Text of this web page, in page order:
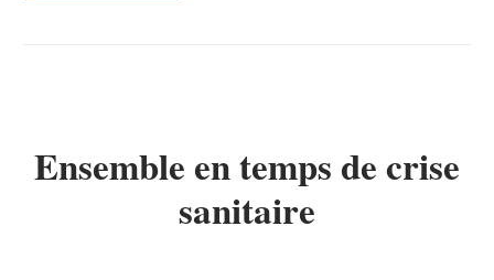
Ensemble en temps de crise
sanitaire